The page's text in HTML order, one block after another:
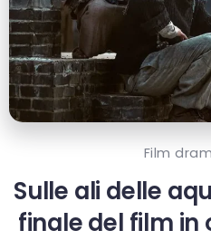
Film
Sulle ali delle
finale del film in